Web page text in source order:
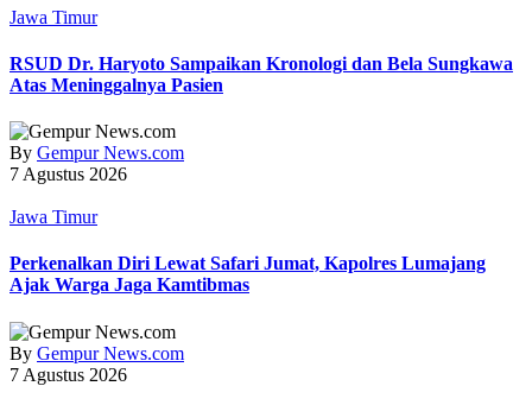
Jawa Timur
RSUD Dr. Haryoto Sampaikan Kronologi dan Bela Sungkawa
Atas Meninggalnya Pasien
By Gempur News.com
7 Agustus 2026
Jawa Timur
Perkenalkan Diri Lewat Safari Jumat, Kapolres Lumajang
Ajak Warga Jaga Kamtibmas
By Gempur News.com
7 Agustus 2026